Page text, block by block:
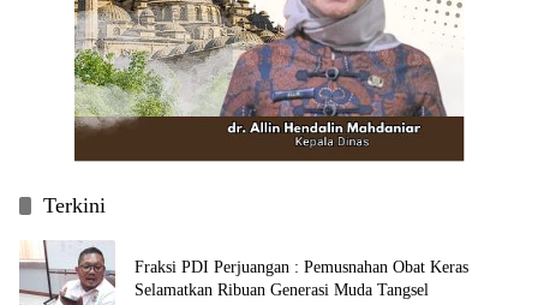
Terkini
Fraksi PDI Perjuangan : Pemusnahan Obat Keras
Selamatkan Ribuan Generasi Muda Tangsel